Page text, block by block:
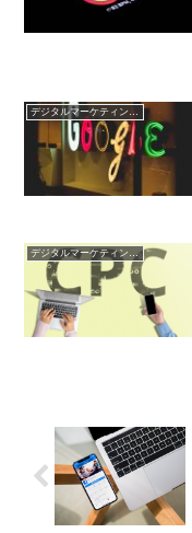
デジタルマーケティング基礎